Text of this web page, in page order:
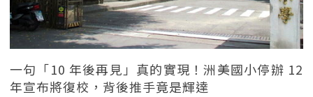
一句「10 年後再見」真的實現！洲美國小停辦 12
年宣布將復校，背後推手竟是輝達